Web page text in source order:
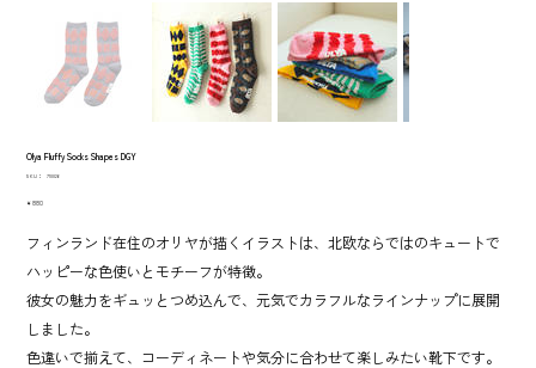
Olya Fluffy Socks Shapes DGY
SKU：
SKU：
710026
価
￥880
フィンランド在住のオリヤが描くイラストは、北欧ならではのキュートで
ハッピーな色使いとモチーフが特徴。
彼女の魅力をギュッとつめ込んで、元気でカラフルなラインナップに展開
しました。
色違いで揃えて、コーディネートや気分に合わせて楽しみたい靴下です。